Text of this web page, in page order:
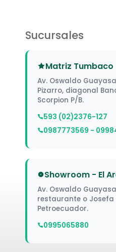
Sucursales
Matriz Tumbaco
Av. Oswaldo
Pizarro, diagonal
Scorpion P/B.
593 (02)2376-127
0987773569 -
Showroom - El
Av. Oswaldo
restaurante o Josefa
Petroecuador.
0995065880